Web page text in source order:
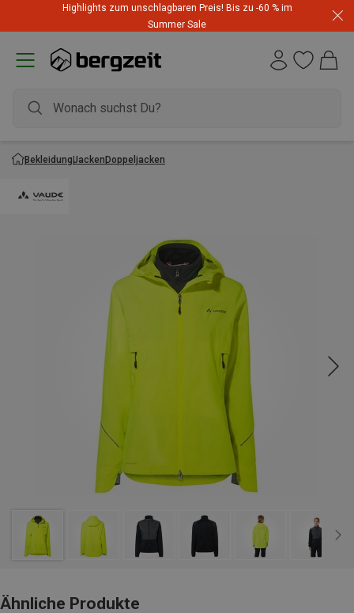
Highlights zum unschlagbaren Preis! Bis zu -60 % im
Summer Sale
BekleidungJackenDoppeljacken
Ähnliche Produkte